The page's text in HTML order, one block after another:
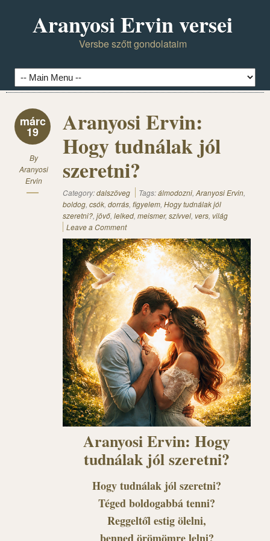
Aranyosi Ervin versei
Versbe szőtt gondolataim
márc
19
By
Aranyosi
Ervin
Aranyosi Ervin:
Hogy tudnálak jól
szeretni?
Category:dalszöveg Tags:álmodozni, Aranyosi Ervin,
boldog, csók, dorrás, figyelem, Hogy tudnálak jól
szeretni?, jövő, lelked, meismer, szívvel, vers, világ
Leave a Comment
Aranyosi Ervin: Hogy
tudnálak jól szeretni?
Hogy tudnálak jól szeretni?
Téged boldogabbá tenni?
Reggeltől estig ölelni,